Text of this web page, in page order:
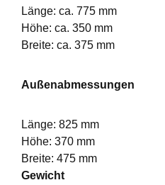
Länge: ca. 775 mm
Höhe: ca. 350 mm
Breite: ca. 375 mm
Außenabmessungen
Länge: 825 mm
Höhe: 370 mm
Breite: 475 mm
Gewicht